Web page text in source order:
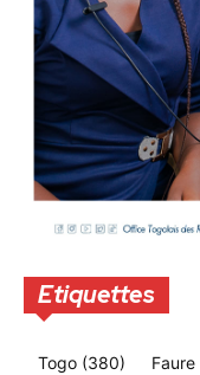
Etiquettes
Togo (380) Faure